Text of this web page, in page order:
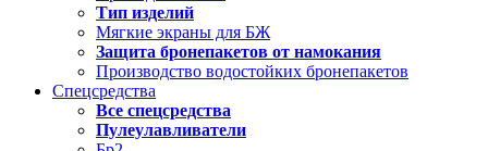
Тип изделий
Мягкие экраны для БЖ
Защита бронепакетов от намокания
Производство водостойких бронепакетов
Спецсредства
Все спецсредства
Пулеулавливатели